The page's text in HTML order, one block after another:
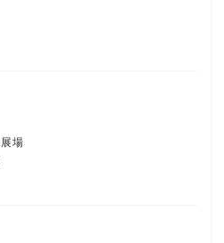
場